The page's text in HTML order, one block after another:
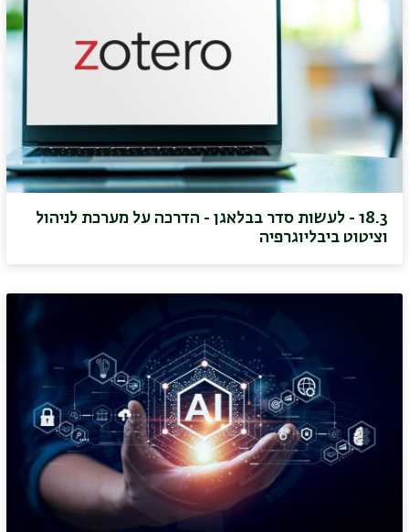
18.3 - לעשות סדר בבלאגן - הדרכה על מערכת לניהול
וציטוט ביבליוגרפיה